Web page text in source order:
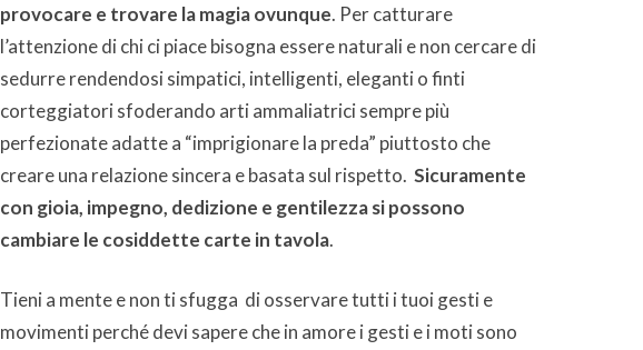
provocare e trovare la magia ovunque. Per catturare
l’attenzione di chi ci piace bisogna essere naturali e non cercare di
sedurre rendendosi simpatici, intelligenti, eleganti o finti
corteggiatori sfoderando arti ammaliatrici sempre più
perfezionate adatte a “imprigionare la preda” piuttosto che
creare una relazione sincera e basata sul rispetto.Sicuramente
con gioia, impegno, dedizione e gentilezza si possono
cambiare le cosiddette carte in tavola.
Tieni a mente e non ti sfugga di osservare tutti i tuoi gesti e
movimenti perché devi sapere che in amore i gesti e i moti sono